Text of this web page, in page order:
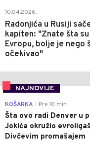
10.04.2026.
Radonjića u Rusiji
kapiten: "Znate šta su
Evropu, bolje je nego
očekivao"
NAJNOVIJE
KOŠARKA Pre 10 min
Šta ovo radi Denver u
Jokića okružio
Divčevim promašajem